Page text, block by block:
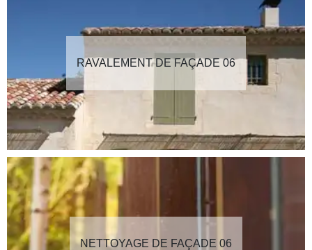
RAVALEMENT DE FAÇADE 06
NETTOYAGE DE FAÇADE 06